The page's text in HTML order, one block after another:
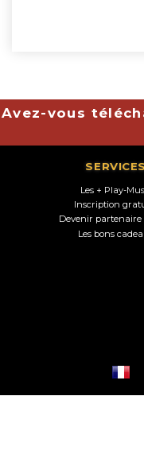
Avez-vous
SERVICES
Les + Play-
Inscription
Devenir partenaire
Les bons